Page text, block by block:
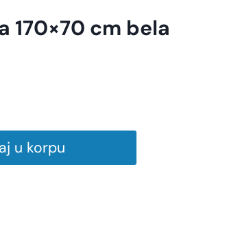
170×70 cm bela
u korpu